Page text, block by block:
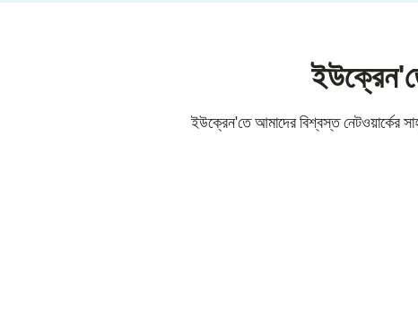
ইউক্রেন'তে আমাদের বিশ্বস্ত নেটওয়ার্কের